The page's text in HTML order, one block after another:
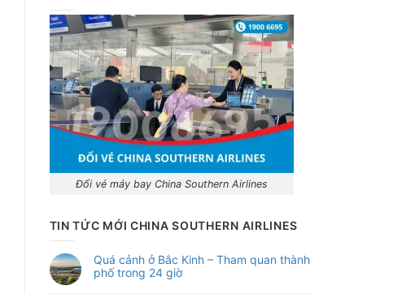
Đổi vé máy bay China Southern Airlines
TIN TỨC MỚI CHINA SOUTHERN AIRLINES
Quá cảnh ở Bắc Kinh – Tham quan thành
phố trong 24 giờ